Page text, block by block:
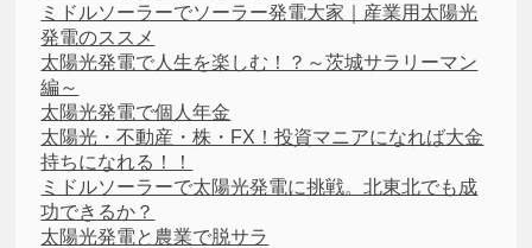
ミドルソーラーでソーラー発電大家｜産業用太陽光
発電のススメ
太陽光発電で人生を楽しむ！？～茨城サラリーマン
編～
太陽光発電で個人年金
太陽光・不動産・株・FX！投資マニアになれば大金
持ちになれる！！
ミドルソーラーで太陽光発電に挑戦。北東北でも成
功できるか？
太陽光発電と農業で脱サラ